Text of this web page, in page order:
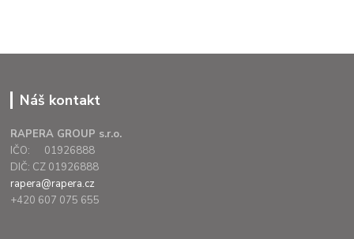
Náš kontakt
RAPERA GROUP s.r.o.
IČO: 01926888
DIČ: CZ 01926888
rapera@rapera.cz
+420 607 075 655